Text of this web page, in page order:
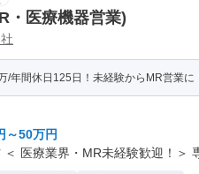
・医療機器営業)
/年間休日125日！未経験からMR営業に
～50万円
医療業界・MR未経験歓迎！＞